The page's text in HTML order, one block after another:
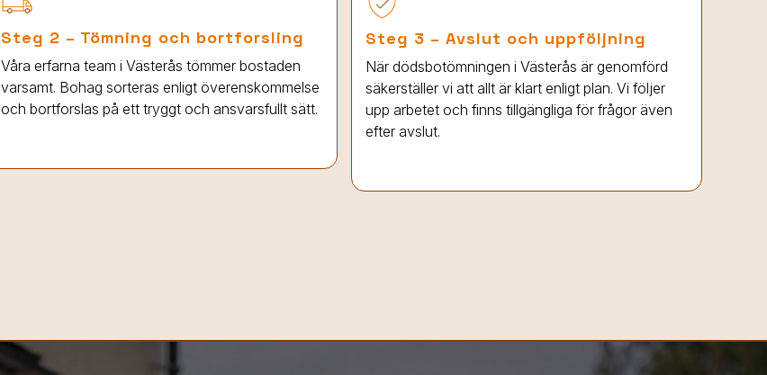
Steg 2 – Tömning och bortforsling
Våra erfarna team i Västerås tömmer bostaden
varsamt. Bohag sorteras enligt överenskommelse
och bortforslas på ett tryggt och ansvarsfullt sätt.
Steg 3 – Avslut och uppföljning
När dödsbotömningen i Västerås är genomförd
säkerställer vi att allt är klart enligt plan. Vi följer
upp arbetet och finns tillgängliga för frågor även
efter avslut.